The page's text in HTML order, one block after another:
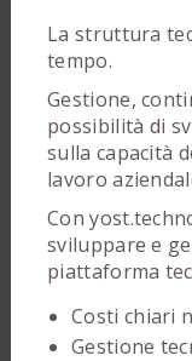
La struttura
tempo.
Gestione,
possibilità di
sulla capacità
lavoro
Con
sviluppare e
piattaforma
Costi chiari
Gestione